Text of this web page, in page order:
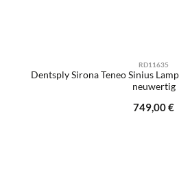
RD11635
Dentsply Sirona Teneo Sinius
neuwertig
Regulärer
749,00 €